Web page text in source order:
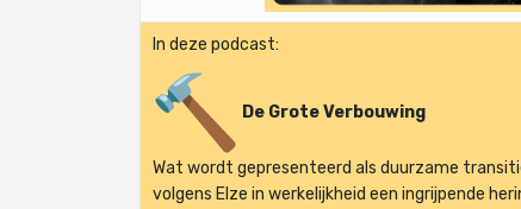
In deze podcast:
De Grote Verbouwing
Wat wordt gepresenteerd als duurzame
volgens Elze in werkelijkheid een ingrijpende